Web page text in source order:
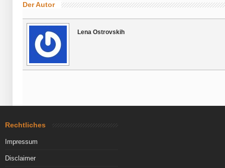
Der Autor
Lena Ostrovskih
Rechtliches
Impressum
Disclaimer